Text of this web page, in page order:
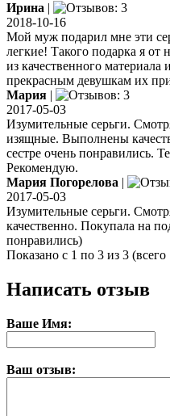
Ирина |
2018-10-16
Мой муж подарил мне эти
легкие! Такого подарка я от
из качественного
прекрасным девушкам их
Мария |
2017-05-03
Изумительные серьги.
изящные. Выполнены
сестре очень понравились.
Рекомендую.
Мария Погорелова |
2017-05-03
Изумительные серьги.
качественно. Покупала на
понравились)
Показано с 1 по 3 из 3
Написать отзыв
Ваше Имя:
Ваш отзыв: